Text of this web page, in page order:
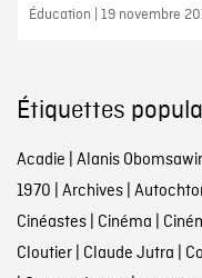
Éducation | 19 novembre
Étiquettes
Acadie Alanis
1970 Archives|
Cinéastes| Cinéma
Cloutier| Claude Jutra